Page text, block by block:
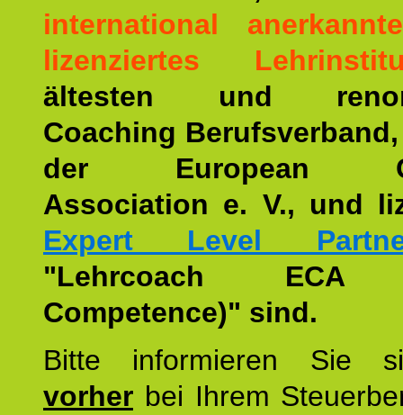
international
lizenziertes
ältesten und
Coaching
der European
Association e. V., und
Expert Level
"Lehrcoach ECA
Competence)" sind.
Bitte informieren Sie
vorher bei Ihrem